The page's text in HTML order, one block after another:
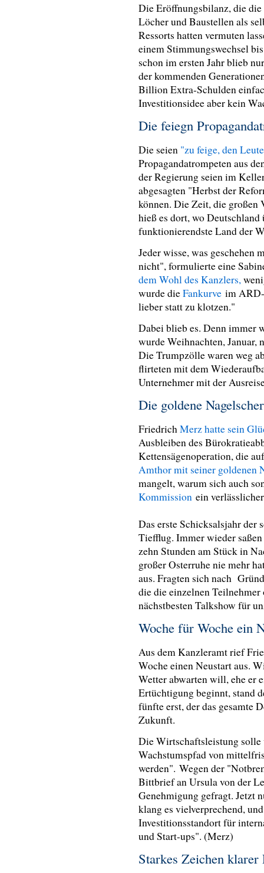
Die Eröffnungsbilanz, die
Löcher und Baustellen als
Ressorts hatten vermuten
einem Stimmungswechsel
schon im ersten Jahr blieb
der kommenden
Billion Extra-Schulden
Investitionsidee aber kein
Die feiegn
Die seien "zu feige, den
Propagandatrompeten aus
der Regierung seien im
abgesagten "Herbst der
können. Die Zeit, die großen
hieß es dort, wo Deutschland
funktionierendste Land der
Jeder wisse, was geschehen
nicht", formulierte eine
dem Wohl des Kanzlers,
wurde dieFankurve im
lieber statt zu klotzen."
Dabei blieb es. Denn immer
wurde Weihnachten, Januar,
Die Trumpzölle waren weg
flirteten mit dem
Unternehmer mit der
Die goldene
FriedrichMerz hatte sein
Ausbleiben des
Kettensägenoperation, die
Amthor mit seiner goldenen
mangelt, warum sich auch
Kommission ein
Das erste Schicksalsjahr
Tiefflug. Immer wieder
zehn Stunden am Stück in
großer Osterruhe nie mehr
aus. Fragten sich nach
die die einzelnen
nächstbesten Talkshow für
Woche für Woche ein
Aus dem Kanzleramt rief
Woche einen Neustart aus.
Wetter abwarten will, ehe er
Ertüchtigung beginnt, stand
fünfte erst, der das gesamte
Zukunft.
Die Wirtschaftsleistung solle
Wachstumspfad von
werden". Wegen der
Bittbrief an Ursula von der
Genehmigung gefragt. Jetzt
klang es vielverprechend,
Investitionsstandort für
und Start-ups". (Merz)
Starkes Zeichen